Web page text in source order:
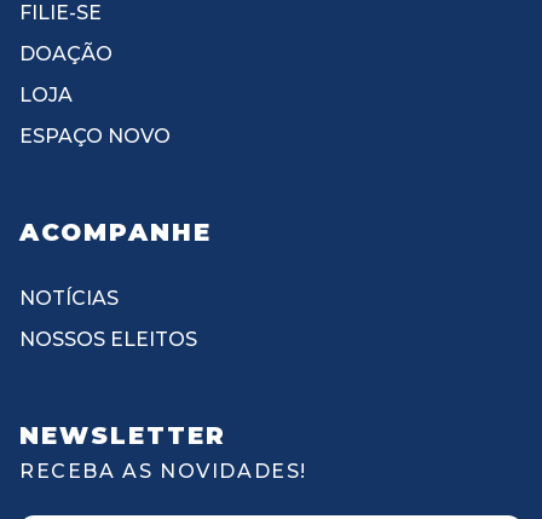
FILIE-SE
DOAÇÃO
LOJA
ESPAÇO NOVO
ACOMPANHE
NOTÍCIAS
NOSSOS ELEITOS
NEWSLETTER
RECEBA AS NOVIDADES!